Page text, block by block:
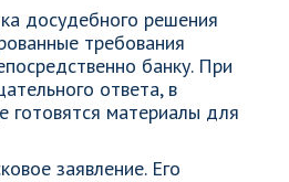
досудебного решения
требования
банку. При
ответа, в
готовятся материалы для
заявление. Его